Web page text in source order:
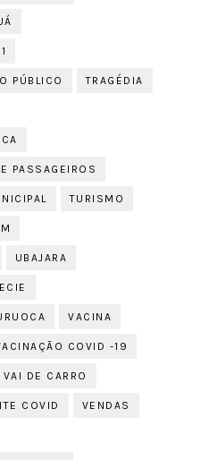
PÚBLICO TRAGÉDIA
PASSAGEIROS
TURISMO
UBAJARA
VACINA
COVID -19
VAI DE CARRO
COVID VENDAS